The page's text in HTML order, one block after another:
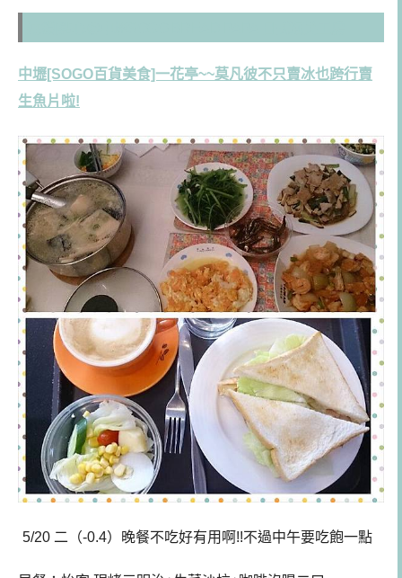
中壢[SOGO百貨美食]一花亭~~莫凡彼不只賣冰也跨行賣
生魚片啦!
5/20 二（-0.4）晚餐不吃好有用啊!!不過中午要吃飽一點